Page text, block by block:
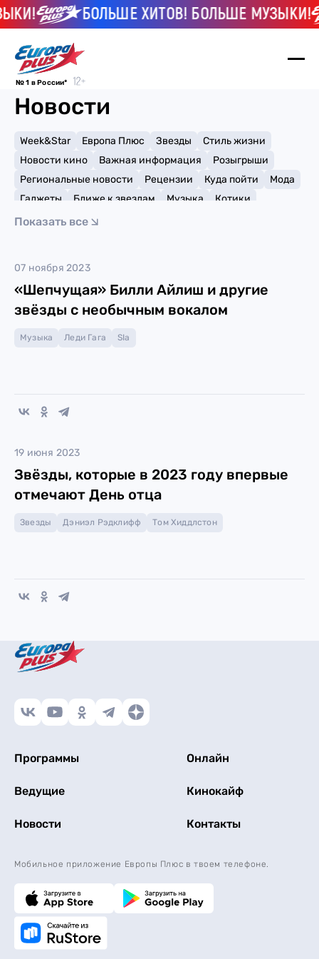
БОЛЬШЕ ХИТОВ! БОЛЬШЕ МУЗЫКИ!
№ 1 в России*
Новости
Week&Star Европа Плюс Звезды
Стиль жизни
Новости кино
Важная информация
Розыгрыши
Региональные новости
Рецензии Куда пойти
Мода
Гаджеты
Ближе к звездам Музыка
Котики
Мемы и тренды
Показать все
07 ноября 2023
«Шепчущая» Билли Айлиш и другие
звёзды с необычным вокалом
Музыка Леди Гага SIa
19 июня 2023
Звёзды, которые в 2023 году впервые
отмечают День отца
Звезды Дэниэл Рэдклифф Том Хиддлстон
Программы Онлайн
Ведущие Кинокайф
Новости Контакты
Мобильное приложение Европы Плюс в твоем телефоне.